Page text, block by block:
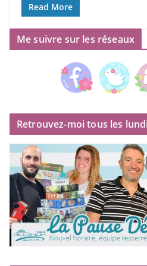
Read More
Me suivre sur les réseaux
Retrouvez-moi tous les